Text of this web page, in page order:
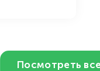
Посмотреть